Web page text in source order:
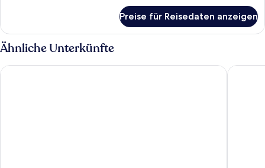
Preise für Reisedaten anzeigen
Ähnliche Unterkünfte
Henann Crystal Sands Resort